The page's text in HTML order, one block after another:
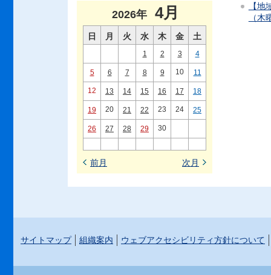
2026年 4月
日 月 火 水 木 金 土
1 2 3 4
5 6 7 8 9 10 11
12 13 14 15 16 17 18
19 20 21 22 23 24 25
26 27 28 29 30
前月 次月
【
（木
サイトマップ 組織案内 ウェブアクセシビリティ方針について